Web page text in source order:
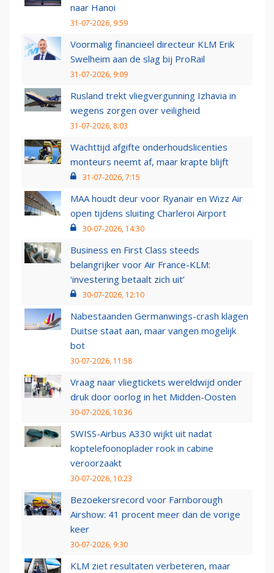
naar Hanoi
31-07-2026, 9:59
Voormalig financieel directeur KLM Erik
Swelheim aan de slag bij ProRail
31-07-2026, 9:09
Rusland trekt vliegvergunning Izhavia in
wegens zorgen over veiligheid
31-07-2026, 8:03
Wachttijd afgifte onderhoudslicenties
monteurs neemt af, maar krapte blijft
31-07-2026, 7:15
MAA houdt deur voor Ryanair en Wizz Air
open tijdens sluiting Charleroi Airport
30-07-2026, 14:30
Business en First Class steeds
belangrijker voor Air France-KLM:
‘investering betaalt zich uit’
30-07-2026, 12:10
Nabestaanden Germanwings-crash klagen
Duitse staat aan, maar vangen mogelijk
bot
30-07-2026, 11:58
Vraag naar vliegtickets wereldwijd onder
druk door oorlog in het Midden-Oosten
30-07-2026, 10:36
SWISS-Airbus A330 wijkt uit nadat
koptelefoonoplader rook in cabine
veroorzaakt
30-07-2026, 10:23
Bezoekersrecord voor Farnborough
Airshow: 41 procent meer dan de vorige
keer
30-07-2026, 9:30
KLM ziet resultaten verbeteren, maar